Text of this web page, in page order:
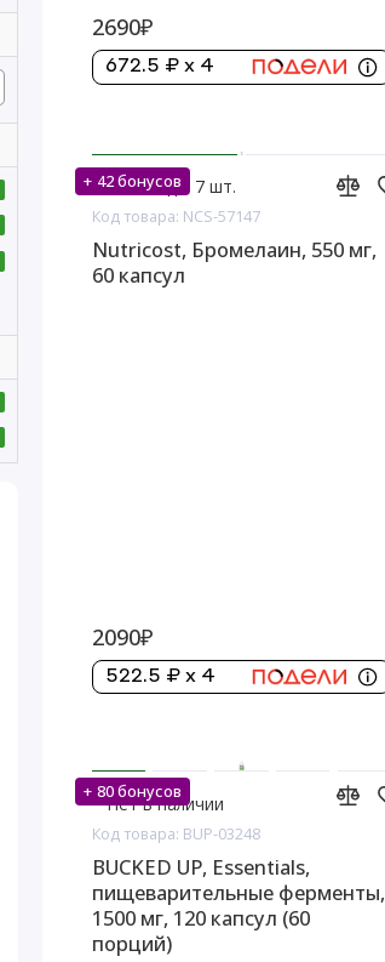
2690₽
672.5 ₽ x 4
+ 42 бонусов
На складе: 7 шт.
Код товара: NCS-57147
Nutricost, Бромелаин, 550 мг,
60 капсул
2090₽
522.5 ₽ x 4
+ 80 бонусов
Нет в наличии
Код товара: BUP-03248
BUCKED UP, Essentials,
пищеварительные ферменты,
1500 мг, 120 капсул (60
порций)